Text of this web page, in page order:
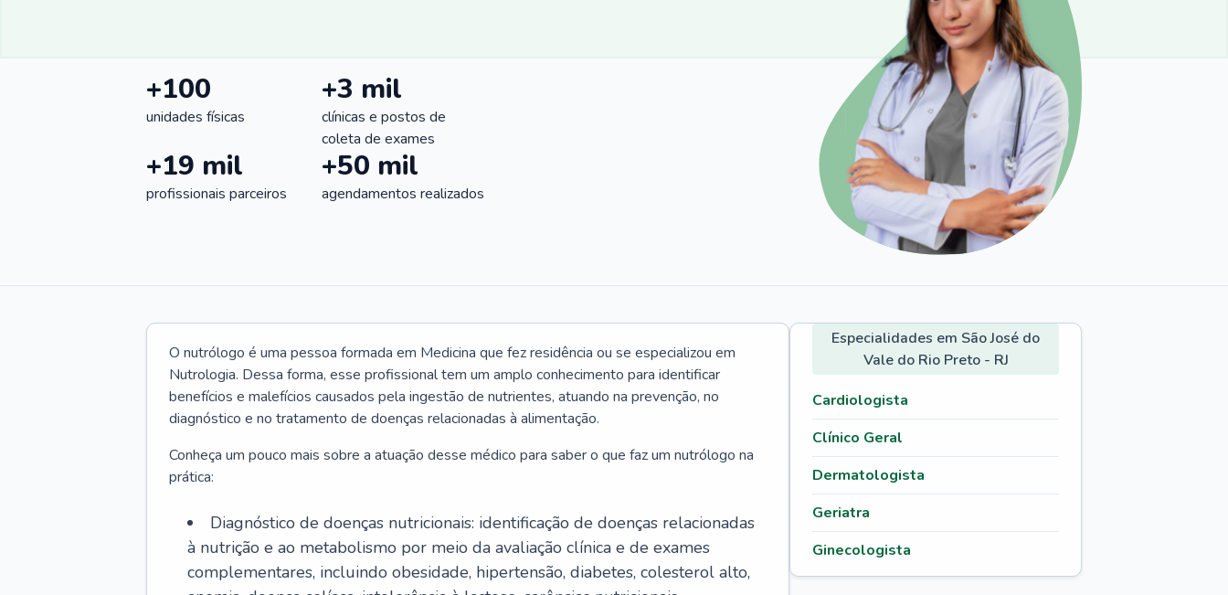
+100
unidades físicas
+3 mil
clínicas e postos de
coleta de exames
+19 mil
profissionais parceiros
+50 mil
agendamentos realizados
O nutrólogo é uma pessoa formada em Medicina que fez residência ou se especializou em
Nutrologia. Dessa forma, esse profissional tem um amplo conhecimento para identificar
benefícios e malefícios causados pela ingestão de nutrientes, atuando na prevenção, no
diagnóstico e no tratamento de doenças relacionadas à alimentação.
Conheça um pouco mais sobre a atuação desse médico para saber o que faz um nutrólogo na
prática:
Diagnóstico de doenças nutricionais: identificação de doenças relacionadas
à nutrição e ao metabolismo por meio da avaliação clínica e de exames
complementares, incluindo obesidade, hipertensão, diabetes, colesterol alto,
Especialidades em São José do
Vale do Rio Preto - RJ
Cardiologista
Clínico Geral
Dermatologista
Geriatra
Ginecologista